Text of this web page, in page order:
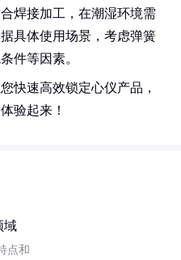
焊接加工，在潮湿环境需
具体使用场景，考虑弹簧
件等因素。
快速高效锁定心仪产品，
验起来！
域
点和